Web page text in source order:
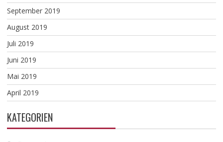
September 2019
August 2019
Juli 2019
Juni 2019
Mai 2019
April 2019
KATEGORIEN